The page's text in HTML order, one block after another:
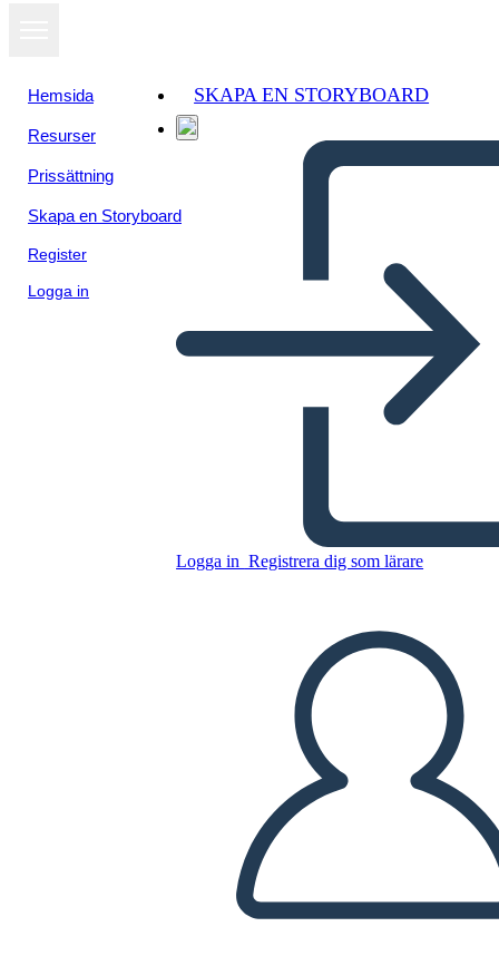
Hemsida
Resurser
Prissättning
Skapa en Storyboard
Register
Logga in
SKAPA EN STORYBOARD
Logga in Registrera dig som lärare
SPELA UPP BILDSPEL
LÄS FÖR MIG